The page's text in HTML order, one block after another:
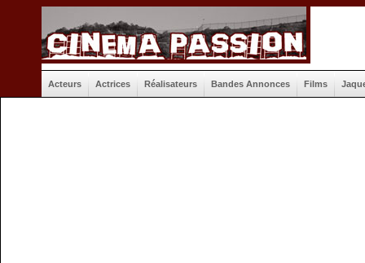
Acteurs Actrices Réalisateurs Bandes Annonces Films